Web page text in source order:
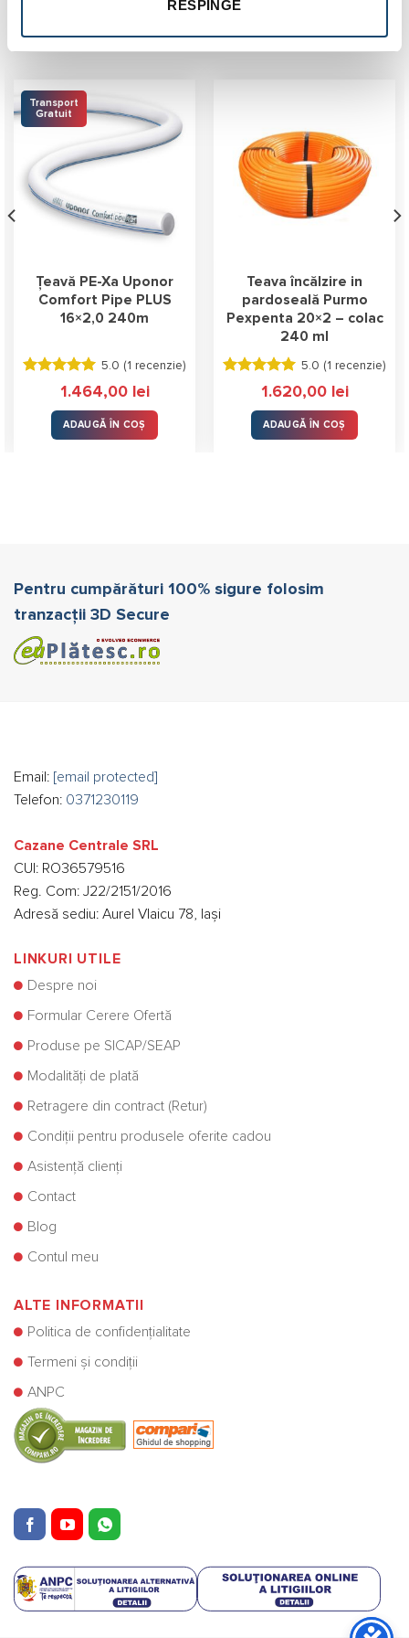
RESPINGE
Produse similare
Transport
Gratuit
Țeavă PE-Xa Uponor
Comfort Pipe PLUS
16×2,0 240m
Evaluat la
stele
din 5
5.0 (1 recenzie)
1.464,00 lei
ADAUGĂ ÎN COȘ
Teava încălzire in
pardoseală Purmo
Pexpenta 20×2 – colac
240 ml
Evaluat la
stele
din 5
5.0 (1 recenzie)
1.620,00 lei
ADAUGĂ ÎN COȘ
Pentru cumpărături 100% sigure folosim
tranzacții 3D Secure
Email: [email protected]
Telefon: 0371230119
Cazane Centrale SRL
CUI: RO36579516
Reg. Com: J22/2151/2016
Adresă sediu: Aurel Vlaicu 78, Iași
LINKURI UTILE
Despre noi
Formular Cerere Ofertă
Produse pe SICAP/SEAP
Modalități de plată
Retragere din contract (Retur)
Condiții pentru produsele oferite cadou
Asistență clienți
Contact
Blog
Contul meu
ALTE INFORMATII
Politica de confidențialitate
Termeni și condiții
ANPC